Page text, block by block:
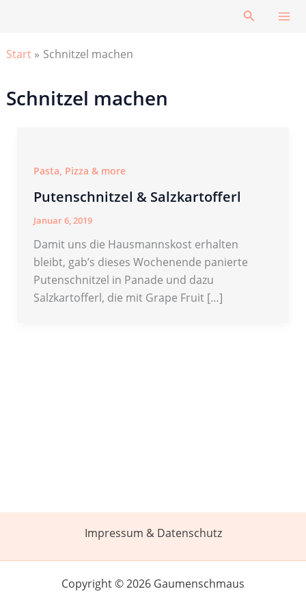
Suchen
Start Schnitzel machen
Schnitzel machen
Pasta, Pizza & more
Putenschnitzel & Salzkartofferl
Januar 6, 2019
Damit uns die Hausmannskost erhalten
bleibt, gab’s dieses Wochenende panierte
Putenschnitzel in Panade und dazu
Salzkartofferl, die mit Grape Fruit […]
Impressum & Datenschutz
Copyright © 2026 Gaumenschmaus